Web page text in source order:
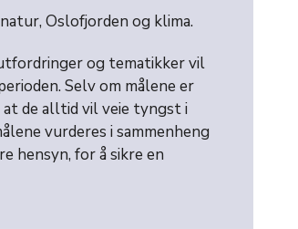
Oslofjorden og klima.
og tematikker vil
Selv om målene er
de alltid vil veie tyngst i
vurderes i sammenheng
hensyn, for å sikre en